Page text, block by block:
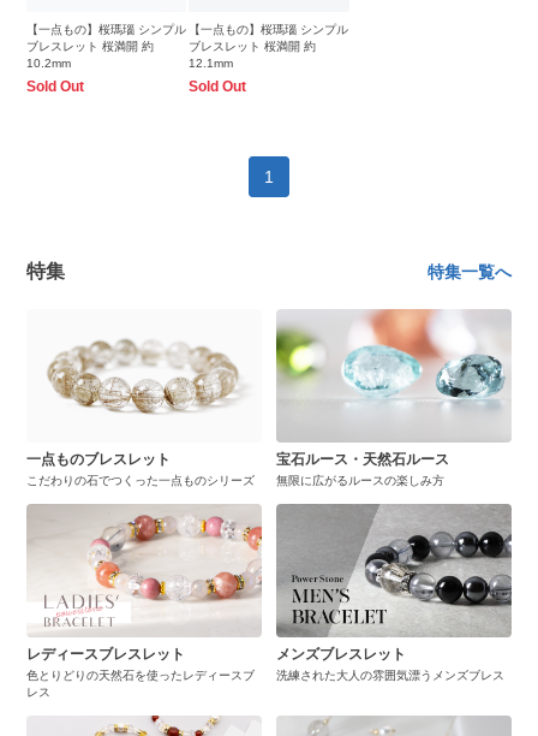
【一点もの】桜瑪瑙 シンプル
ブレスレット 桜満開 約
10.2mm
Sold Out
【一点もの】桜瑪瑙 シンプル
ブレスレット 桜満開 約
12.1mm
Sold Out
1
特集 特集一覧へ
一点ものブレスレット
こだわりの石でつくった一点ものシリーズ
宝石ルース・天然石ルース
無限に広がるルースの楽しみ方
レディースブレスレット
色とりどりの天然石を使ったレディースブ
レス
メンズブレスレット
洗練された大人の雰囲気漂うメンズブレス